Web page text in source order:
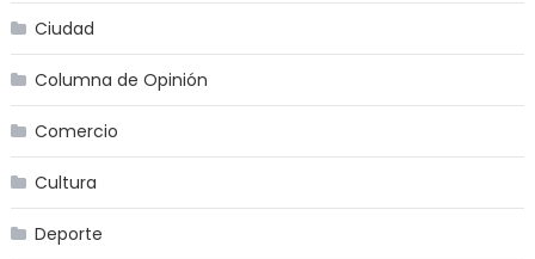
Ciudad
Columna de Opinión
Comercio
Cultura
Deporte